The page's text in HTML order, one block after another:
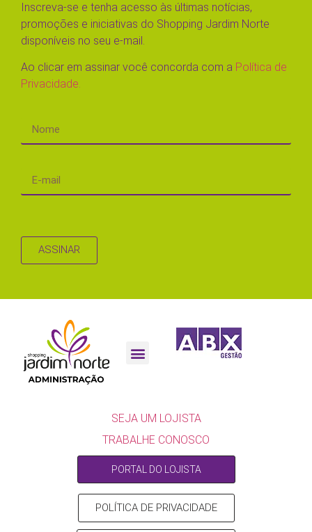
Inscreva-se e tenha acesso às últimas notícias,
promoções e iniciativas do Shopping Jardim Norte
disponíveis no seu e-mail.
Ao clicar em assinar você concorda com a Política de
Privacidade.
ASSINAR
SEJA UM LOJISTA
TRABALHE CONOSCO
PORTAL DO LOJISTA
POLÍTICA DE PRIVACIDADE